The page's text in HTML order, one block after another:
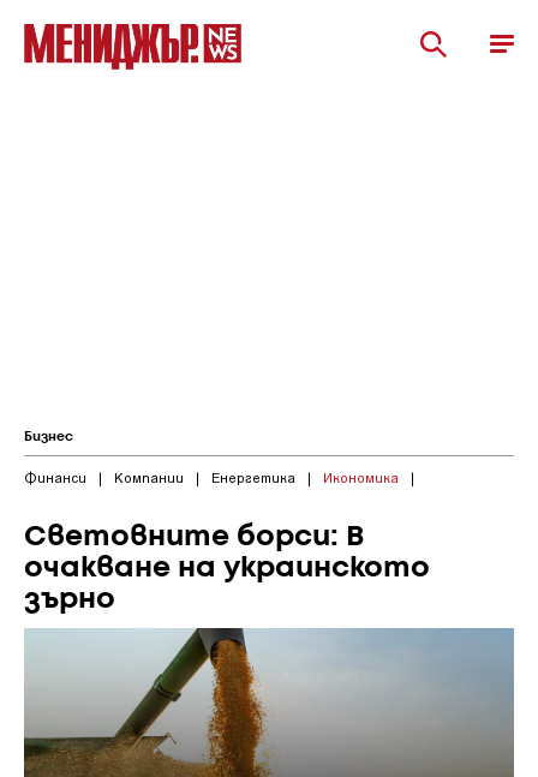
Бизнес
Финанси | Компании | Енергетика | Икономика |
Световните борси: В
очакване на украинското
зърно